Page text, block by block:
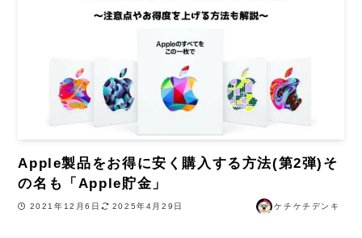
Apple製品をお得に安く購入する方法(第2弾)そ
の名も「Apple貯金」
2021年12月6日 2025年4月29日 ケチケチデンキ